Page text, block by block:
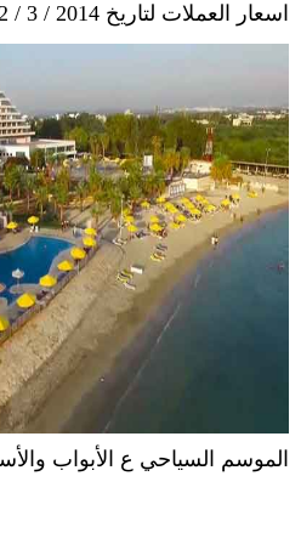
اسعار العملات لتاريخ 2014 / 3 / 12 الاربعاء
الموسم السياحي ع الأبواب